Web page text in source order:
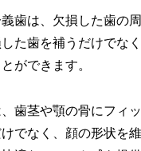
歯は、欠損した歯の
た歯を補うだけでな
ができます。
歯茎や顎の骨にフィ
でなく、顔の形状を